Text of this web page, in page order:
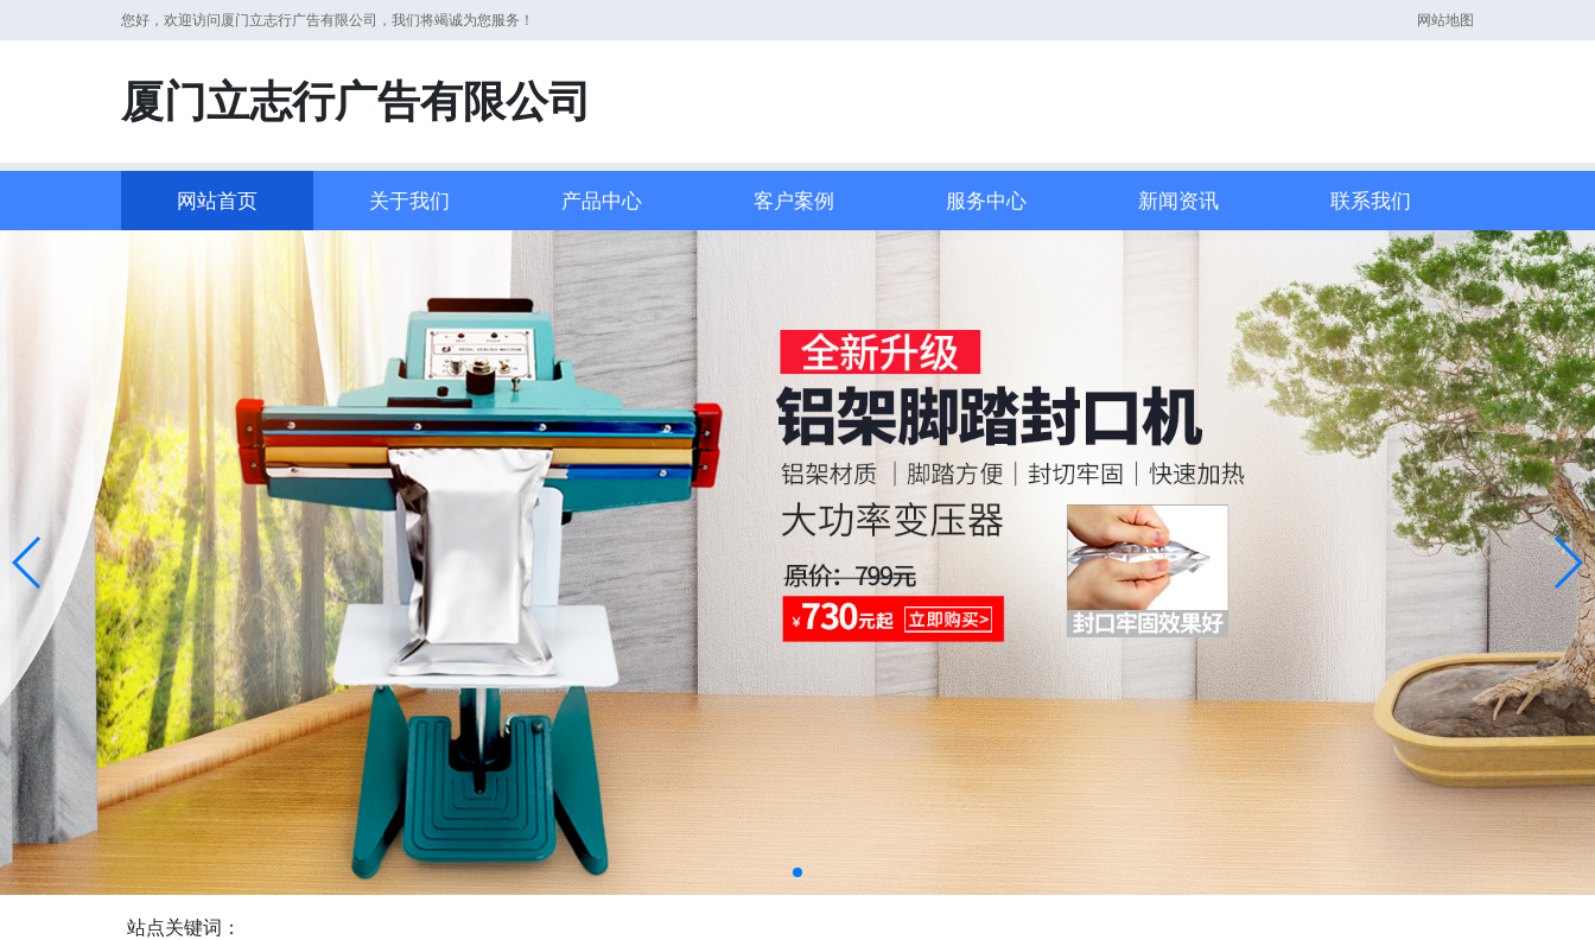
您好，欢迎访问厦门立志行广告有限公司，我们将竭诚为您服务！ 网站地图
厦门立志行广告有限公司
网站首页 关于我们 产品中心 客户案例 服务中心 新闻资讯 联系我们
站点关键词：